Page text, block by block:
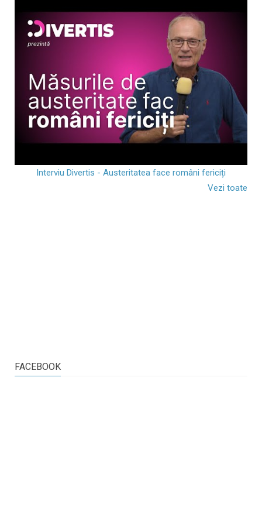
Interviu Divertis - Austeritatea face români fericiți
Vezi toate
FACEBOOK